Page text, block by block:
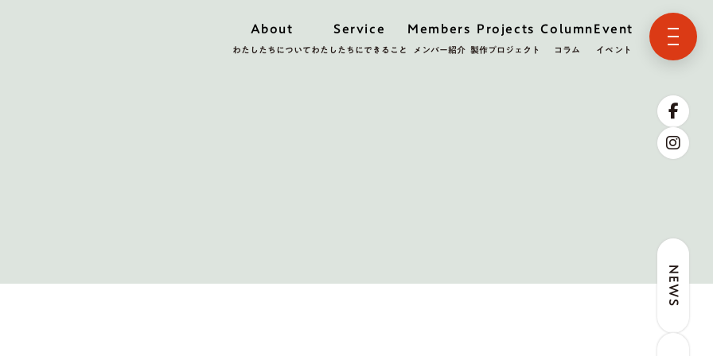
About
わたしたちについて
Service
わたしたちにできること
Members
メンバー紹介
Projects
製作プロジェクト
Column
コラム
Event
イベント
NEWS